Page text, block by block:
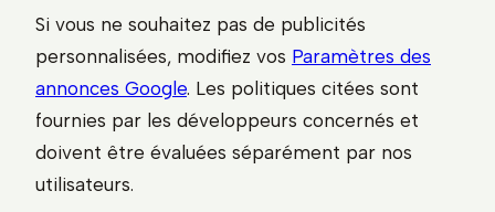
Si vous ne souhaitez pas de publicités
personnalisées, modifiez vos Paramètres des
annonces Google. Les politiques citées sont
fournies par les développeurs concernés et
doivent être évaluées séparément par nos
utilisateurs.